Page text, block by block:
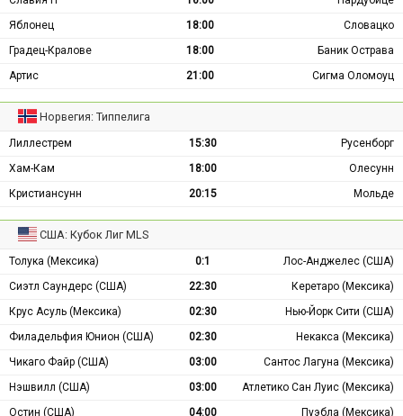
Яблонец
18:00
Словацко
Градец-Кралове
18:00
Баник Острава
Артис
21:00 Сигма Оломоуц
Норвегия: Типпелига
Лиллестрем 15:30
Русенборг
Хам-Кам
18:00
Олесунн
Кристиансунн
20:15 Мольде
США: Кубок Лиг MLS
Толука (Мексика) 0:1
Лос-Анджелес (США)
Сиэтл Саундерс (США)
22:30
Керетаро (Мексика)
Крус Асуль (Мексика)
02:30
Нью-Йорк Сити (США)
Филадельфия Юнион (США)
02:30
Некакса (Мексика)
Чикаго Файр (США)
03:00
Сантос Лагуна (Мексика)
Нэшвилл (США)
03:00
Атлетико Сан Луис (Мексика)
Остин (США)
04:00 Пуэбла (Мексика)